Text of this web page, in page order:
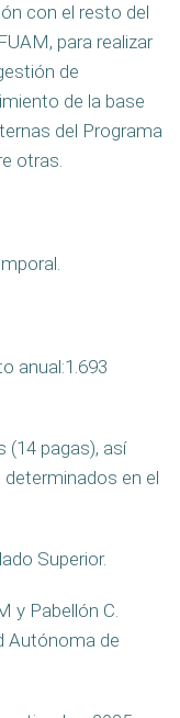
con el resto del
para realizar
de
de la base
del Programa
otras.
anual:1.693
(14 pagas), así
en el
Superior.
y Pabellón C.
Autónoma de